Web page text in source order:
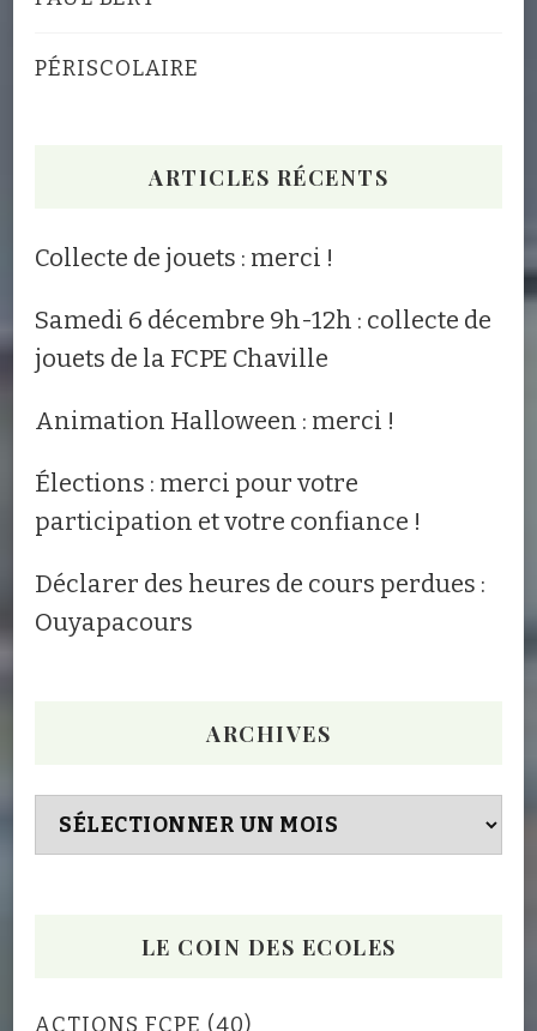
PÉRISCOLAIRE
ARTICLES RÉCENTS
Collecte de jouets : merci !
Samedi 6 décembre 9h-12h : collecte de
jouets de la FCPE Chaville
Animation Halloween : merci !
Élections : merci pour votre
participation et votre confiance !
Déclarer des heures de cours perdues :
Ouyapacours
ARCHIVES
Archives
LE COIN DES ECOLES
ACTIONS FCPE (40)